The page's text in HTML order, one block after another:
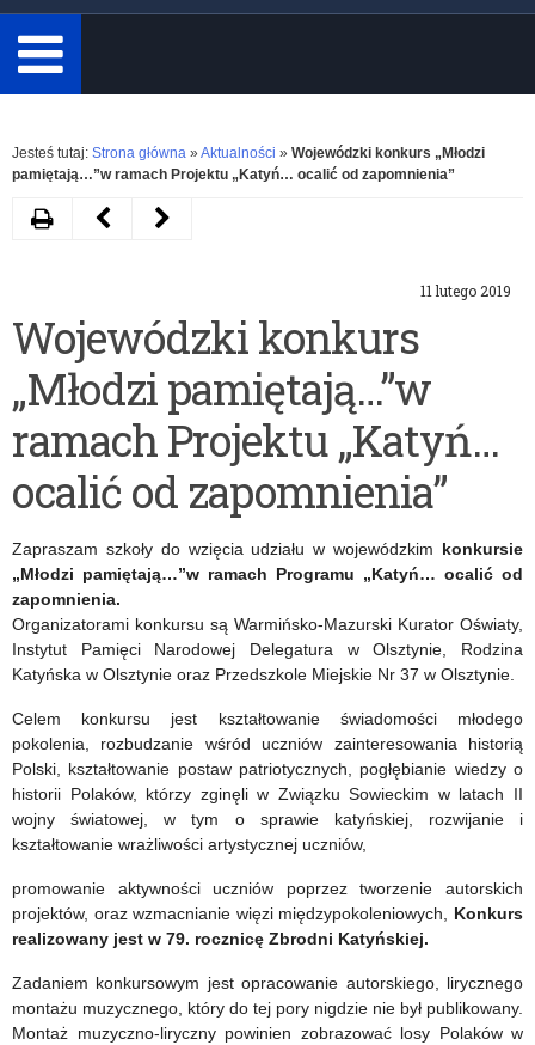
minimum
3
znaki.
Rozwiń
Jesteś tutaj: Strona główna » Aktualności » Wojewódzki konkurs „Młodzi
pamiętają…”w ramach Projektu „Katyń… ocalić od zapomnienia”
11 lutego 2019
Wojewódzki konkurs
„Młodzi pamiętają…”w
ramach Projektu „Katyń…
ocalić od zapomnienia”
Zapraszam szkoły do wzięcia udziału w wojewódzkim konkursie
„Młodzi pamiętają…”w ramach Programu „Katyń… ocalić od
zapomnienia.
Organizatorami konkursu są Warmińsko-Mazurski Kurator Oświaty,
Instytut Pamięci Narodowej Delegatura w Olsztynie, Rodzina
Katyńska w Olsztynie oraz Przedszkole Miejskie Nr 37 w Olsztynie.
Celem konkursu jest kształtowanie świadomości młodego
pokolenia, rozbudzanie wśród uczniów zainteresowania historią
Polski, kształtowanie postaw patriotycznych, pogłębianie wiedzy o
historii Polaków, którzy zginęli w Związku Sowieckim w latach II
wojny światowej, w tym o sprawie katyńskiej, rozwijanie i
kształtowanie wrażliwości artystycznej uczniów,
promowanie aktywności uczniów poprzez tworzenie autorskich
projektów, oraz wzmacnianie więzi międzypokoleniowych, Konkurs
realizowany jest w 79. rocznicę Zbrodni Katyńskiej.
Zadaniem konkursowym jest opracowanie autorskiego, lirycznego
montażu muzycznego, który do tej pory nigdzie nie był publikowany.
Montaż muzyczno-liryczny powinien zobrazować losy Polaków w
DrukujNastępny
konkurs
„Katyń-
Pamiętamy”
w
ramach
Programu
„Katyń…
ocalić
od
zapomnienia”
Poprzedni
Obchody
Pamięci
Bohaterach
Katynia
innych
miejscach
kaźni
Polaków